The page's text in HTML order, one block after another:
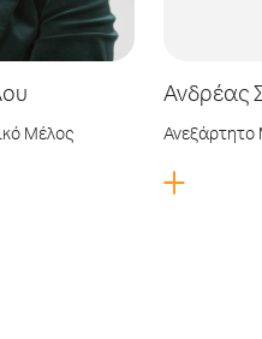
Μέλος
Ανδρέας
Ανεξάρτητο